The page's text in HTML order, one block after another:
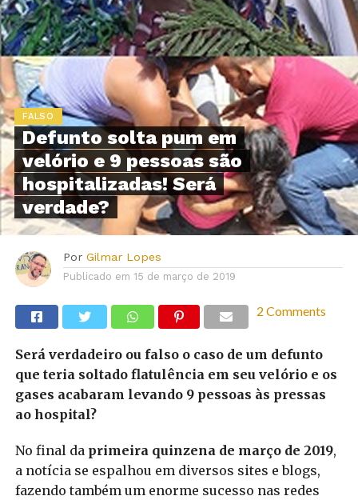
FALSO
Defunto solta pum em
velório e 9 pessoas são
hospitalizadas! Será
verdade?
Por Gilmar Lopes
Publicado em 15 de março de 2019
2 Comments
Será verdadeiro ou falso o caso de um defunto
que teria soltado flatulência em seu velório e os
gases acabaram levando 9 pessoas às pressas
ao hospital?
No final da primeira quinzena de março de 2019,
a notícia se espalhou em diversos sites e blogs,
fazendo também um enorme sucesso nas redes